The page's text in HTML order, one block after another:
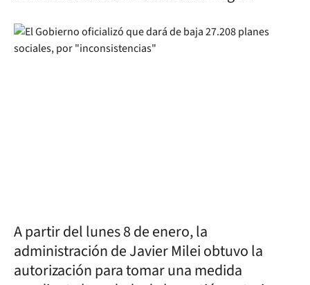
A partir del lunes 8 de enero, la
administración de Javier Milei obtuvo la
autorización para tomar una medida